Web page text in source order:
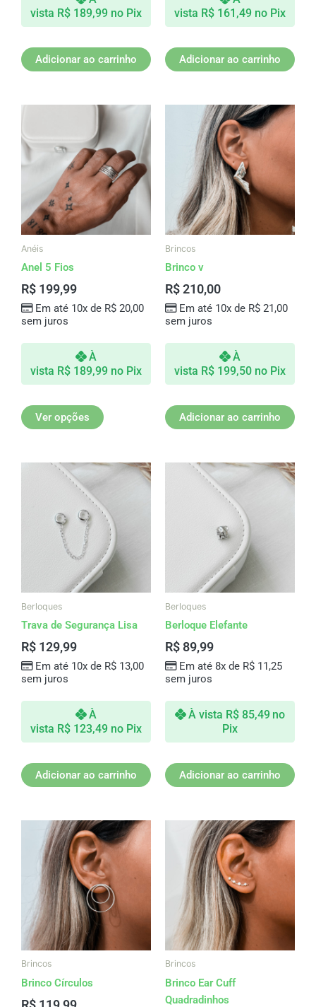
vista R$ 189,99 no Pix
Adicionar ao carrinho
vista R$ 161,49 no Pix
Adicionar ao carrinho
Anéis
Anel 5 Fios
R$ 199,99
Em até 10x de R$20,00
sem juros
À
vista R$ 189,99 no Pix
Ver opções
Este
tem
várias
variantes.
As
opções
podem
do
Brincos
Brinco v
R$210,00
Em até 10x de R$21,00
sem juros
À
vista R$ 199,50 no Pix
Adicionar ao carrinho
Berloques
Trava de Segurança Lisa
R$ 129,99
Em até 10x de R$13,00
sem juros
À
vista R$ 123,49 no Pix
Adicionar ao carrinho
Berloques
Berloque Elefante
R$ 89,99
Em até 8x de R$11,25
sem juros
À vista R$85,49 no
Pix
Adicionar ao carrinho
Brincos
Brinco Círculos
Brincos
Brinco Ear Cuff
Quadradinhos